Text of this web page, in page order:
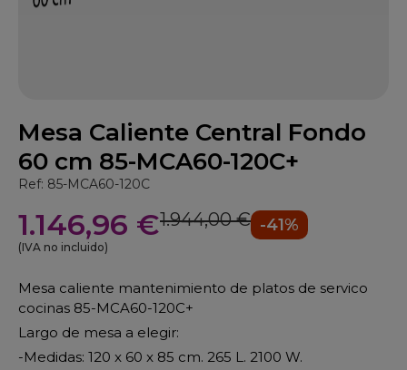
Mesa Caliente Central Fondo
60 cm 85-MCA60-120C+
Ref: 85-MCA60-120C
1.146,96 €1.944,00 € -41%
(IVA no incluido)
Mesa caliente mantenimiento de platos de servico
cocinas 85-MCA60-120C+
Largo de mesa a elegir:
-Medidas: 120 x 60 x 85 cm. 265 L. 2100 W.